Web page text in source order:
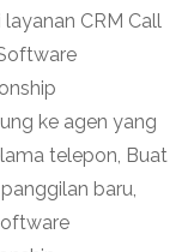
CRM Call
ke agen yang
telepon, Buat
baru,